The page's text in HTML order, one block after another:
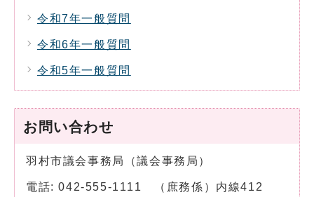
令和7年一般質問
令和6年一般質問
令和5年一般質問
お問い合わせ
羽村市議会事務局（議会事務局）
電話: 042-555-1111 （庶務係）内線412